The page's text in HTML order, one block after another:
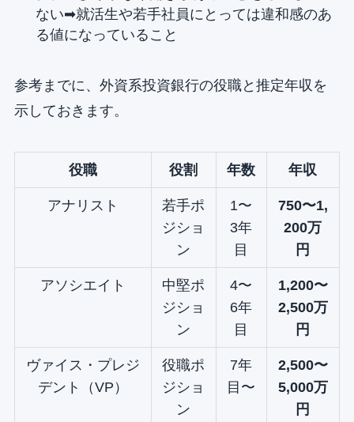
ない➡︎就活生や若手社員にとっては違和感のあ
る値になっていること
参考までに、外資系投資銀行の役職と推定年収を
示しておきます。
役職 役割 年数 年収
アナリスト
若手ポ
ジショ
ン
1〜
3年
目
750〜1,
200万
円
アソシエイト
中堅ポ
ジショ
ン
4〜
6年
目
1,200〜
2,500万
円
ヴァイス・プレジ
デント（VP）
役職ポ
ジショ
ン
7年
目〜
2,500〜
5,000万
円